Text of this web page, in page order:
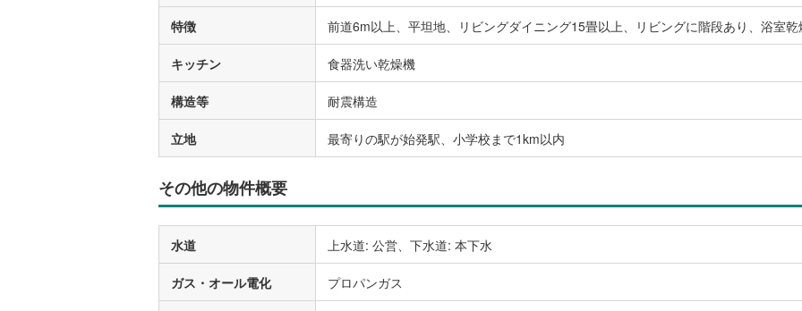
特徴 前道6m以上、平坦地、リビングダイニング15畳以上、リビングに階段あり、浴室乾
キッチン 食器洗い乾燥機
構造等 耐震構造
立地 最寄りの駅が始発駅、小学校まで1km以内
その他の物件概要
水道 上水道: 公営、下水道: 本下水
ガス・オール電化 プロパンガス